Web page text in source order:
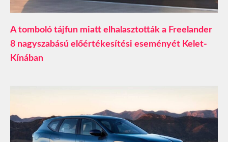
A tomboló tájfun miatt elhalasztották a Freelander
8 nagyszabású előértékesítési eseményét Kelet-
Kínában